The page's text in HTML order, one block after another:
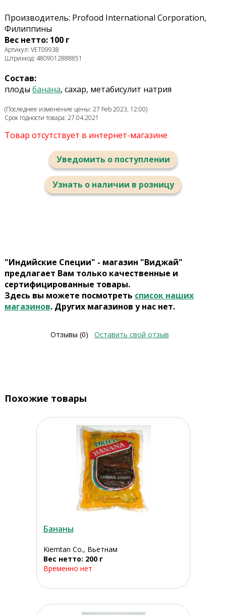
Производитель: Profood International Corporation,
Филиппины
Вес нетто: 100 г
Артикул: VET09938
Штрихкод: 4809012888851
Состав:
плоды банана, сахар, метабисулит натрия
(Последнее изменение цены: 27 Feb 2023, 12:00)
Срок годности товара: 27.04.2021
Товар отсутствует в интернет-магазине
Уведомить о поступлении
Узнать о наличии в розницу
"Индийские Специи" - магазин "Виджай"
предлагает Вам только качественные и
сертифицированные товары.
Здесь вы можете посмотреть список наших
магазинов. Других магазинов у нас нет.
Отзывы (0) Оставить свой отзыв
Похожие товары
Бананы
Kiemtan Co., Вьетнам
Вес нетто: 200 г
Временно нет